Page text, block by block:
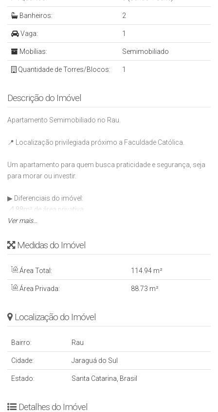
Banheiros: 2
Vaga: 1
Mobílias: Semimobiliado
Quantidade de Torres/Blocos: 1
Descrição do Imóvel
Apartamento Semimobiliado no Rau.
📍 Localização privilegiada próximo a Faculdade Católica.
Um apartamento para quem busca praticidade e segurança, seja
para morar ou investir.
▶ Diferenciais do imóvel:
📐 88m² de área privativa
🛏 3 dormitórios sendo 1 Suíte.
🛋 Sala de estar e jantar integradas.
🧺 Lavanderia separada.
🚗 1 vaga de garagem.
Ver mais...
Medidas do Imóvel
Área Total: 114.94 m²
Área Privada: 88.73 m²
Localização do Imóvel
Bairro: Rau
Cidade: Jaraguá do Sul
Estado: Santa Catarina, Brasil
Detalhes do Imóvel